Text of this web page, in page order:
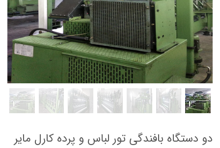
دو دستگاه بافندگی تور لباس و پرده کارل مایر